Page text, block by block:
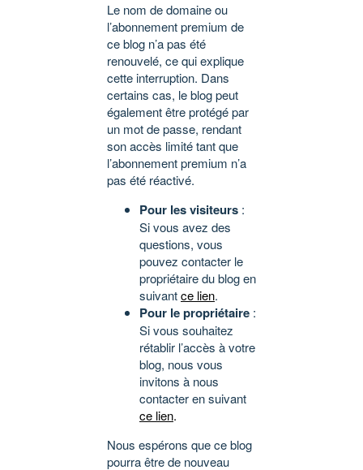
Le nom de domaine ou
l’abonnement premium de
ce blog n’a pas été
renouvelé, ce qui explique
cette interruption. Dans
certains cas, le blog peut
également être protégé par
un mot de passe, rendant
son accès limité tant que
l’abonnement premium n’a
pas été réactivé.
Pour les visiteurs :
Si vous avez des
questions, vous
pouvez contacter le
propriétaire du blog en
suivantce lien.
Pour le propriétaire :
Si vous souhaitez
rétablir l’accès à votre
blog, nous vous
invitons à nous
contacter en suivant
ce lien.
Nous espérons que ce blog
pourra être de nouveau